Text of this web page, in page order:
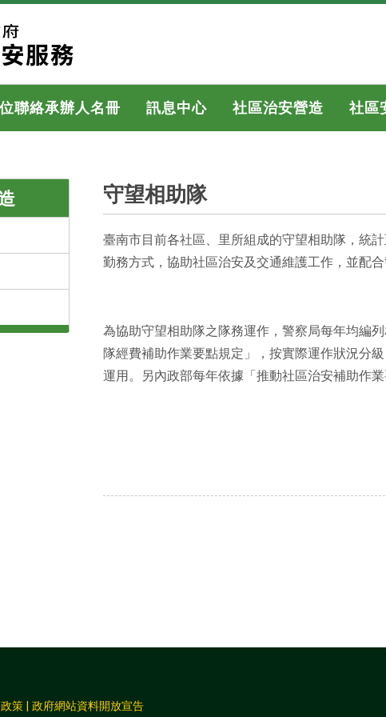
聯絡承辦人名冊 訊息中心 社區治安營造 社區
守望相助隊
臺南市目前各社區、里所組成的守望相助隊，統
勤務方式，協助社區治安及交通維護工作，並配
為協助守望相助隊之隊務運作，警察局每年均編
隊經費補助作業要點規定」，按實際運作狀況分
運用。另內政部每年依據「推動社區治安補助作
策 | 政府網站資料開放宣告